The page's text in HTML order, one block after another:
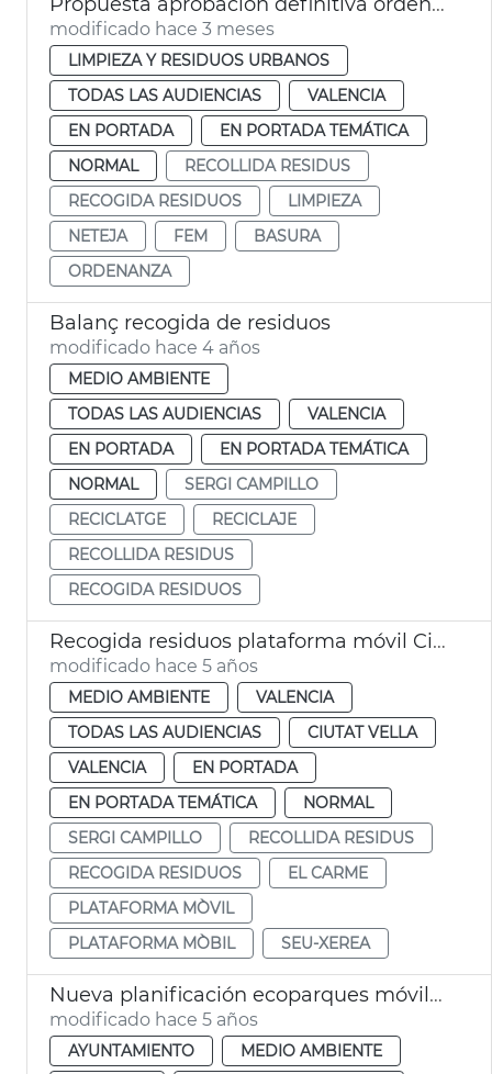
modificado hace 3 meses
LIMPIEZA Y RESIDUOS URBANOS
TODAS LAS AUDIENCIAS
VALENCIA
EN PORTADA
EN PORTADA TEMÁTICA
NORMAL
RECOLLIDA RESIDUS
RECOGIDA RESIDUOS
LIMPIEZA
NETEJA
FEM
BASURA
ORDENANZA
Balanç recogida de residuos
modificado hace 4 años
MEDIO AMBIENTE
TODAS LAS AUDIENCIAS
VALENCIA
EN PORTADA
EN PORTADA TEMÁTICA
NORMAL
SERGI CAMPILLO
RECICLATGE
RECICLAJE
RECOLLIDA RESIDUS
RECOGIDA RESIDUOS
Recogida residuos plataforma móvil Ciutat Vella Nord
modificado hace 5 años
MEDIO AMBIENTE
VALENCIA
TODAS LAS AUDIENCIAS
CIUTAT VELLA
VALENCIA
EN PORTADA
EN PORTADA TEMÁTICA
NORMAL
SERGI CAMPILLO
RECOLLIDA RESIDUS
RECOGIDA RESIDUOS
EL CARME
PLATAFORMA MÒVIL
PLATAFORMA MÒBIL
SEU-XEREA
Nueva planificación ecoparques móviles municipales
modificado hace 5 años
AYUNTAMIENTO
MEDIO AMBIENTE